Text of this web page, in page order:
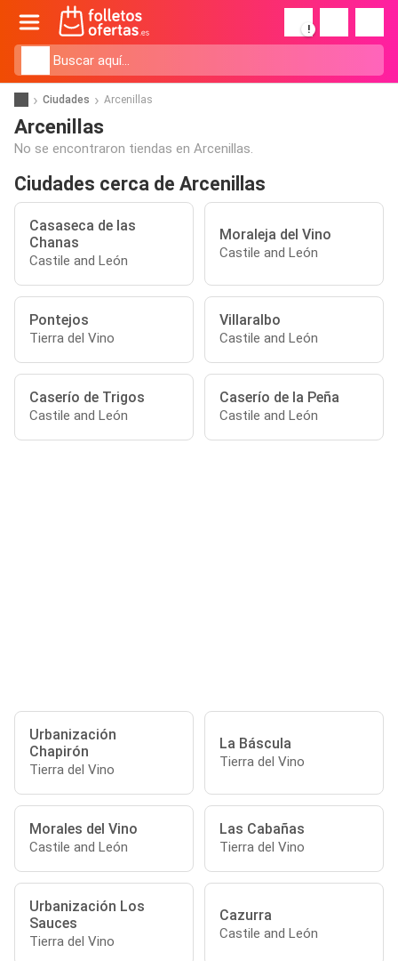
!
Ciudades Arcenillas
Arcenillas
No se encontraron tiendas en Arcenillas.
Ciudades cerca de Arcenillas
Casaseca de las
Chanas
Castile and León
Moraleja del Vino
Castile and León
Pontejos
Tierra del Vino
Villaralbo
Castile and León
Caserío de Trigos
Castile and León
Caserío de la Peña
Castile and León
Urbanización
Chapirón
Tierra del Vino
La Báscula
Tierra del Vino
Morales del Vino
Castile and León
Las Cabañas
Tierra del Vino
Urbanización Los
Sauces
Tierra del Vino
Cazurra
Castile and León